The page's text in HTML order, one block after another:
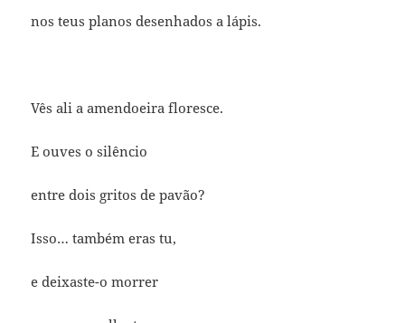
nos teus planos desenhados a lápis.
Vês ali a amendoeira floresce.
E ouves o silêncio
entre dois gritos de pavão?
Isso… também eras tu,
e deixaste-o morrer